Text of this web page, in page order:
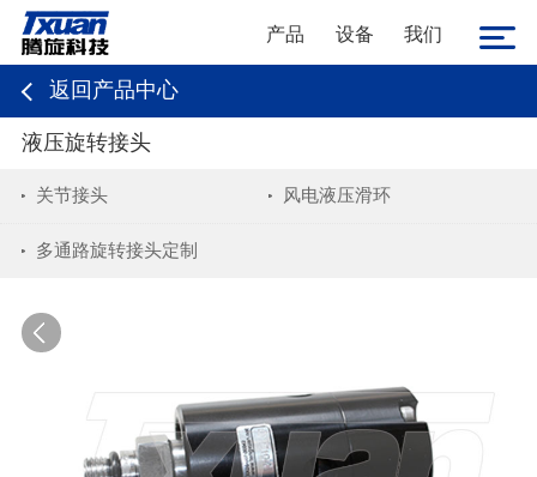
产品 设备 我们
返回产品中心
液压旋转接头
关节接头 风电液压滑环
多通路旋转接头定制